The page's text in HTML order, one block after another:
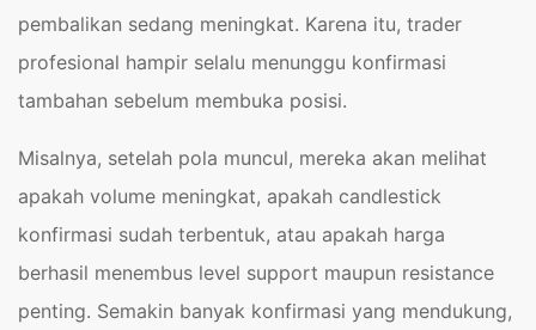
pembalikan sedang meningkat. Karena itu, trader
profesional hampir selalu menunggu konfirmasi
tambahan sebelum membuka posisi.
Misalnya, setelah pola muncul, mereka akan melihat
apakah volume meningkat, apakah candlestick
konfirmasi sudah terbentuk, atau apakah harga
berhasil menembus level support maupun resistance
penting. Semakin banyak konfirmasi yang mendukung,